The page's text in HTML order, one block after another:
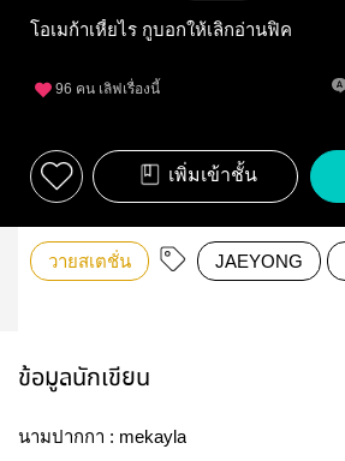
โอเมก้าเหี้ยไร กูบอกให้เลิกอ่านฟิค
96 คน เลิฟเรื่องนี้
เพิ่มเข้าชั้น
วายสเตชั่น JAEYONG
ข้อมูลนักเขียน
นามปากกา : mekayla